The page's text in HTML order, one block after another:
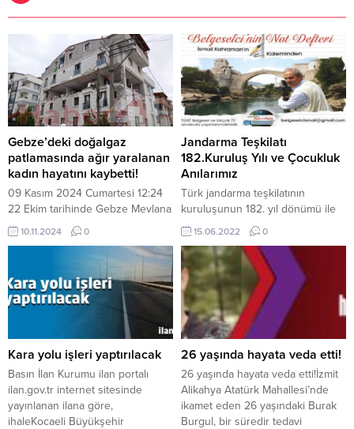
Gebze’deki doğalgaz
patlamasında ağır yaralanan
kadın hayatını kaybetti!
09 Kasım 2024 Cumartesi 12:24
22 Ekim tarihinde Gebze Mevlana
Mahallesi 866 Sokak’ta doğalgaz
sebebiyle 5 katlı binanın üçüncü
katında büyük bir patlama
meydana geldi. Patlamanın
ardından ev tamamen kullanılmaz
hale gelirken, çevredeki 2
artmanda da hasar meydana
geldi. Olay günü ağır yaralı olarak
hastaneye kaldırılan Günay Ergen
(65), yapılan...
10.11.2024 0
Jandarma Teşkilatı
182.Kuruluş Yılı ve Çocukluk
Anılarımız
Türk jandarma teşkilatının
kuruluşunun 182. yıl dönümü ile
ilgili bir çok etkinlik düzenleniyor.
Konuyla ilgili bizde gazeteci ve
birçok tv kanalında yayınlanan
Devrialem belgesel program
yapımcısı olarak hazırladığımız
makaleyi sizlerle paylaşıyoruz.
Jandarma Teşkilatı ve Çocukluk
Anılarım Çocukluk anıları çok
önemli. Karadenizin yüksek
köylerinde daha küçük bir çocuk
iken ilk gördüğümüz...
15.06.2022 0
Kara yolu işleri yaptırılacak
Basın İlan Kurumu ilan portalı
ilan.gov.tr internet sitesinde
yayınlanan ilana göre,
ihaleKocaeli Büyükşehir
26 yaşında hayata veda etti!
26 yaşında hayata veda etti!İzmit
Alikahya Atatürk Mahallesi’nde
ikamet eden 26 yaşındaki Burak
Burgul, bir süredir tedavi